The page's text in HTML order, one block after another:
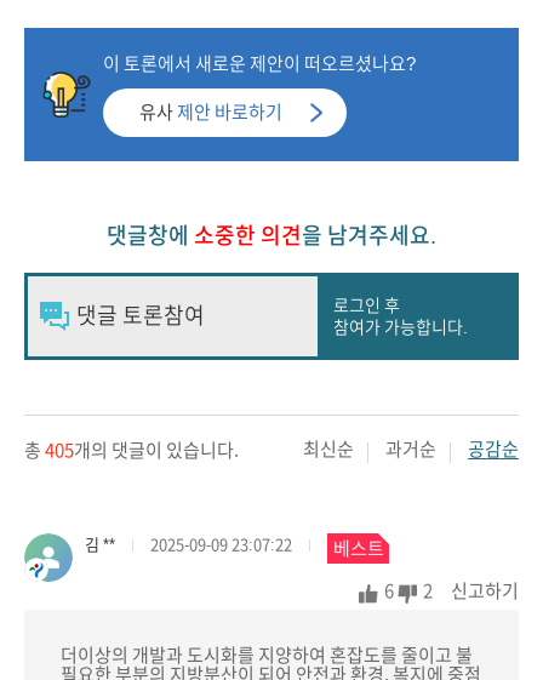
이 토론에서 새로운 제안이 떠오르셨나요?
유사 제안 바로하기
댓글창에 소중한 의견을 남겨주세요.
로그인 후
참여가 가능합니다.
총 405개의 댓글이 있습니다. 최신순 과거순 공감순
김 ** 2025-09-09 23:07:22
베스트
6 2 신고하기
더이상의 개발과 도시화를 지양하여 혼잡도를 줄이고 불
필요한 부분의 지방분산이 되어 안전과 환경, 복지에 중점